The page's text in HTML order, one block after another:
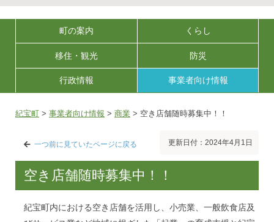
町の案内 くらし
移住・観光 防災
行政情報 事業者向け情報
紀宝町 > 事業者向け情報 > 商業 > 空き店舗随時募集中！！
一つ前に見ていたページに戻る 更新日付：2024年4月1日
空き店舗随時募集中！！
紀宝町内における空き店舗を活用し、小売業、一般飲食店及